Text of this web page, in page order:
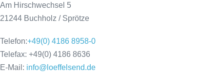
Am Hirschwechsel 5
21244 Buchholz / Sprötze
Telefon:+49(0) 4186 8958-0
Telefax: +49(0) 4186 8636
E-Mail: info@loeffelsend.de